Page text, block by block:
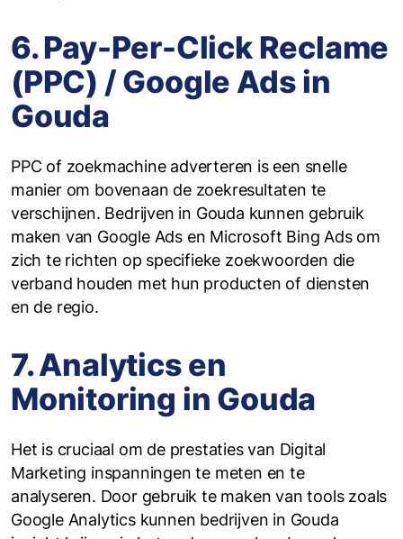
6. Pay-Per-Click Reclame
(PPC) / Google Ads in
Gouda
PPC of zoekmachine adverteren is een snelle
manier om bovenaan de zoekresultaten te
verschijnen. Bedrijven in Gouda kunnen gebruik
maken van Google Ads en Microsoft Bing Ads om
zich te richten op specifieke zoekwoorden die
verband houden met hun producten of diensten
en de regio.
7. Analytics en
Monitoring in Gouda
Het is cruciaal om de prestaties van Digital
Marketing inspanningen te meten en te
analyseren. Door gebruik te maken van tools zoals
Google Analytics kunnen bedrijven in Gouda